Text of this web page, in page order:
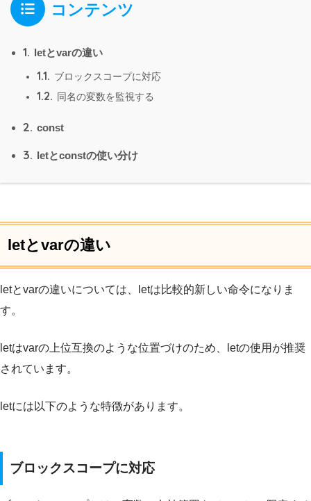
コンテンツ
1. letとvarの違い
1.1. ブロックスコープに対応
1.2. 同名の変数を監視する
2. const
3. letとconstの使い分け
letとvarの違い
letとvarの違いについては、letは比較的新しい命令になりま
す。
letはvarの上位互換のような位置づけのため、letの使用が推奨
されています。
letには以下のような特徴があります。
ブロックスコープに対応